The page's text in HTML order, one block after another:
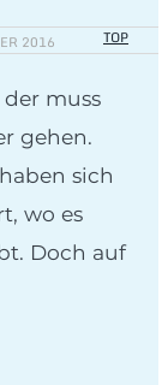
2016 TOP
muss
gehen.
sich
wo es
Doch auf